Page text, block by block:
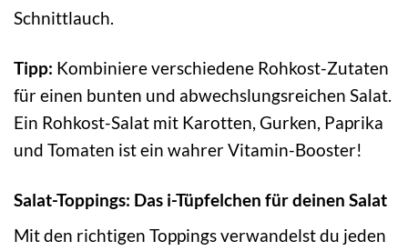
Schnittlauch.
Tipp: Kombiniere verschiedene Rohkost-Zutaten
für einen bunten und abwechslungsreichen Salat.
Ein Rohkost-Salat mit Karotten, Gurken, Paprika
und Tomaten ist ein wahrer Vitamin-Booster!
Salat-Toppings: Das i-Tüpfelchen für deinen Salat
Mit den richtigen Toppings verwandelst du jeden